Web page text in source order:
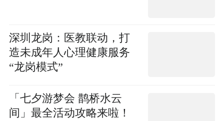
深圳龙岗：医教联动，打
造未成年人心理健康服务
“龙岗模式”
「七夕游梦会 鹊桥水云
间」最全活动攻略来啦！